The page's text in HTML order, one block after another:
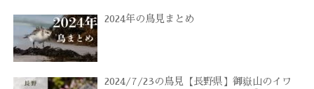
2024年の鳥見まとめ
2024/7/23の鳥見【長野県】御嶽山のイワ